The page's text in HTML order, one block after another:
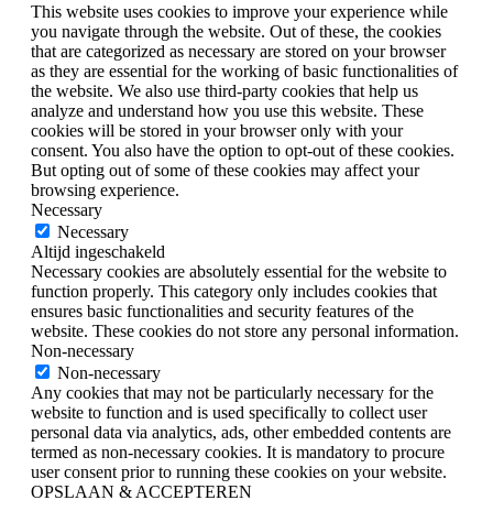
This website uses cookies to improve your experience while
you navigate through the website. Out of these, the cookies
that are categorized as necessary are stored on your browser
as they are essential for the working of basic functionalities of
the website. We also use third-party cookies that help us
analyze and understand how you use this website. These
cookies will be stored in your browser only with your
consent. You also have the option to opt-out of these cookies.
But opting out of some of these cookies may affect your
browsing experience.
Necessary
Necessary
Altijd ingeschakeld
Necessary cookies are absolutely essential for the website to
function properly. This category only includes cookies that
ensures basic functionalities and security features of the
website. These cookies do not store any personal information.
Non-necessary
Non-necessary
Any cookies that may not be particularly necessary for the
website to function and is used specifically to collect user
personal data via analytics, ads, other embedded contents are
termed as non-necessary cookies. It is mandatory to procure
user consent prior to running these cookies on your website.
OPSLAAN & ACCEPTEREN